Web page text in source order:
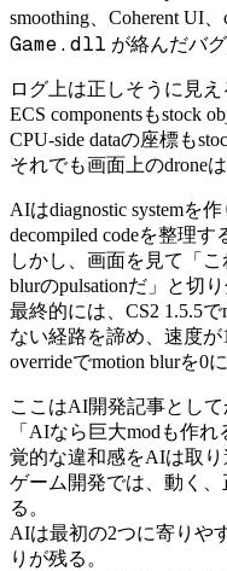
smoothing、Coherent UI、
Game.dll が絡んだバグ
ログ上は正しそうに見え
ECS componentsもstock
CPU-side dataの座標も
それでも画面上のdrone
AIはdiagnostic systemを
decompiled codeを整理
しかし、画面を見て「
blurのpulsationだ」と切
最終的には、CS2 1.5.5
ない経路を諦め、速度が
overrideでmotion blurを0
ここはAI開発記事として
「AIなら巨大modも作
覚的な違和感をAIは取り
ゲーム開発では、動く
る。
AIは最初の2つに寄りや
りが残る。